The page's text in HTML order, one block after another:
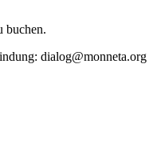
buchen.
dialog@monneta.org